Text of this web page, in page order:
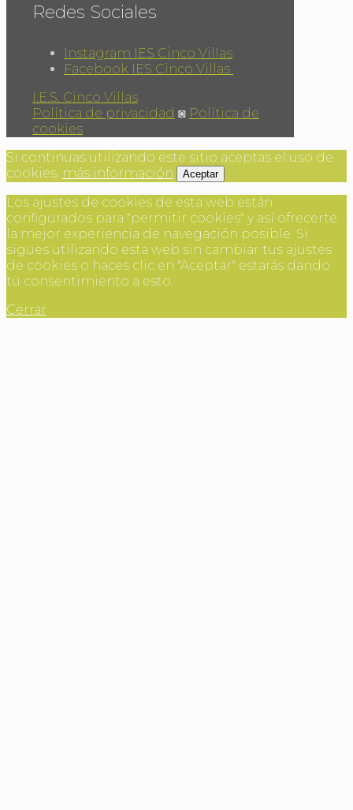
Redes Sociales
Instagram IES Cinco Villas
Facebook IES Cinco Villas
I.E.S. Cinco Villas
Política de privacidad ◙ Política de
cookies
Si continuas utilizando este sitio aceptas el uso de
cookies. más información Aceptar
Los ajustes de cookies de esta web están
configurados para "permitir cookies" y así ofrecerte
la mejor experiencia de navegación posible. Si
sigues utilizando esta web sin cambiar tus ajustes
de cookies o haces clic en "Aceptar" estarás dando
tu consentimiento a esto.
Cerrar